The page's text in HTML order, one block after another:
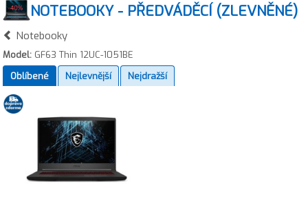
NOTEBOOKY - PŘEDVÁDĚCÍ (ZLEVNĚNÉ)
Notebooky
Model: GF63 Thin 12UC-1051BE
Oblíbené
Nejlevnější Nejdražší